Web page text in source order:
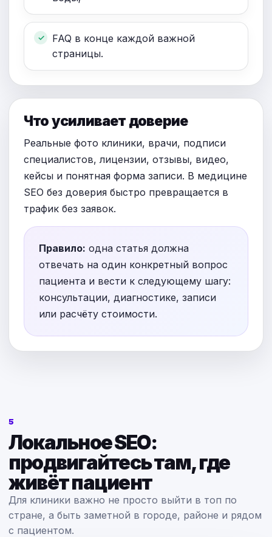
FAQ в конце каждой важной
страницы.
Что усиливает доверие
Реальные фото клиники, врачи, подписи
специалистов, лицензии, отзывы, видео,
кейсы и понятная форма записи. В медицине
SEO без доверия быстро превращается в
трафик без заявок.
Правило: одна статья должна
отвечать на один конкретный вопрос
пациента и вести к следующему шагу:
консультации, диагностике, записи
или расчёту стоимости.
5
Локальное SEO:
продвигайтесь там, где
живёт пациент
Для клиники важно не просто выйти в топ по
стране, а быть заметной в городе, районе и рядом
с пациентом.